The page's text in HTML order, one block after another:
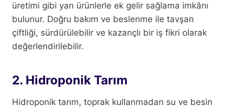
üretimi gibi yan ürünlerle ek gelir sağlama imkânı
bulunur. Doğru bakım ve beslenme ile tavşan
çiftliği, sürdürülebilir ve kazançlı bir iş fikri olarak
değerlendirilebilir.
2. Hidroponik Tarım
Hidroponik tarım, toprak kullanmadan su ve besin